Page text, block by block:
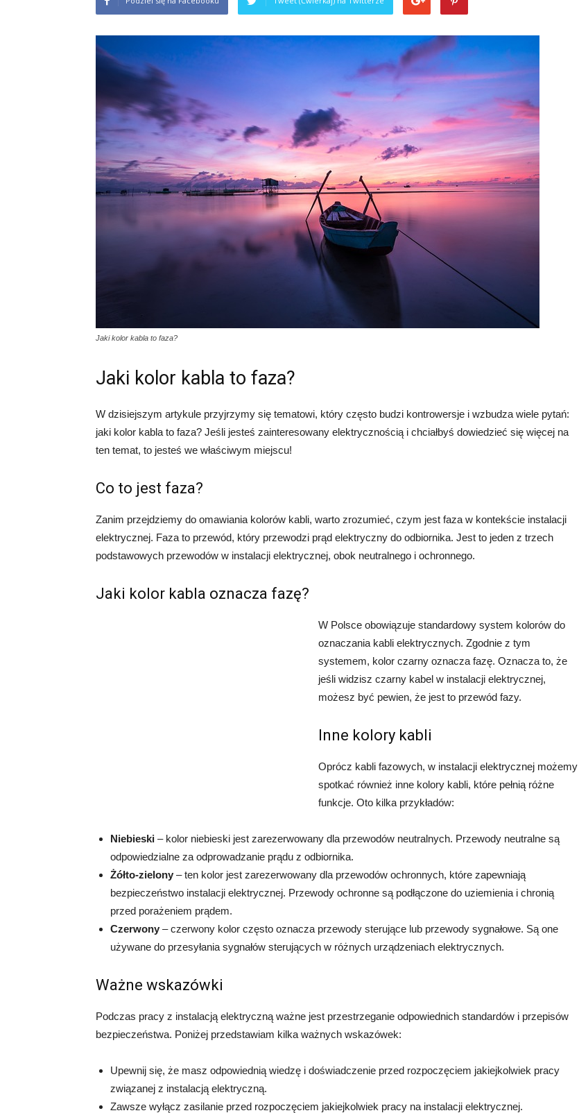
Jaki kolor kabla to faza?
Jaki kolor kabla to faza?
W dzisiejszym artykule przyjrzymy się tematowi, który często budzi kontrowersje i wzbudza wiele pytań:
jaki kolor kabla to faza? Jeśli jesteś zainteresowany elektrycznością i chciałbyś dowiedzieć się więcej na
ten temat, to jesteś we właściwym miejscu!
Co to jest faza?
Zanim przejdziemy do omawiania kolorów kabli, warto zrozumieć, czym jest faza w kontekście instalacji
elektrycznej. Faza to przewód, który przewodzi prąd elektryczny do odbiornika. Jest to jeden z trzech
podstawowych przewodów w instalacji elektrycznej, obok neutralnego i ochronnego.
Jaki kolor kabla oznacza fazę?
W Polsce obowiązuje standardowy system kolorów do
oznaczania kabli elektrycznych. Zgodnie z tym
systemem, kolor czarny oznacza fazę. Oznacza to, że
jeśli widzisz czarny kabel w instalacji elektrycznej,
możesz być pewien, że jest to przewód fazy.
Inne kolory kabli
Oprócz kabli fazowych, w instalacji elektrycznej możemy
spotkać również inne kolory kabli, które pełnią różne
funkcje. Oto kilka przykładów:
Niebieski – kolor niebieski jest zarezerwowany dla przewodów neutralnych. Przewody neutralne są
odpowiedzialne za odprowadzanie prądu z odbiornika.
Żółto-zielony – ten kolor jest zarezerwowany dla przewodów ochronnych, które zapewniają
bezpieczeństwo instalacji elektrycznej. Przewody ochronne są podłączone do uziemienia i chronią
przed porażeniem prądem.
Czerwony – czerwony kolor często oznacza przewody sterujące lub przewody sygnałowe. Są one
używane do przesyłania sygnałów sterujących w różnych urządzeniach elektrycznych.
Ważne wskazówki
Podczas pracy z instalacją elektryczną ważne jest przestrzeganie odpowiednich standardów i przepisów
bezpieczeństwa. Poniżej przedstawiam kilka ważnych wskazówek:
Upewnij się, że masz odpowiednią wiedzę i doświadczenie przed rozpoczęciem jakiejkolwiek pracy
związanej z instalacją elektryczną.
Zawsze wyłącz zasilanie przed rozpoczęciem jakiejkolwiek pracy na instalacji elektrycznej.